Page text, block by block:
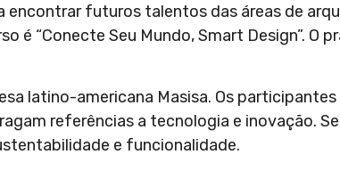
encontrar futuros talentos das áreas de
é “Conecte Seu Mundo, Smart Design”. O
latino-americana Masisa. Os
referências a tecnologia e inovação.
e funcionalidade.